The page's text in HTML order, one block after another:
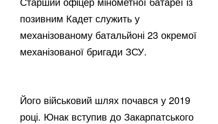
V
d
позивним Кадет служить у
механізованому батальйоні 23 окремої
механізованої бригади ЗСУ.
Його військовий шлях почався у 2019
році. Юнак вступив до Закарпатського